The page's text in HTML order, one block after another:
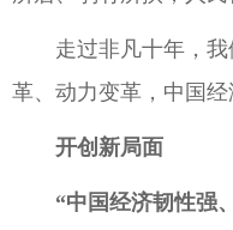
走过非凡十年，我
革、动力变革，中国
开创新局面
“中国经济韧性强、